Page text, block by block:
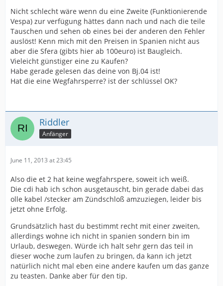
Nicht schlecht wäre wenn du eine Zweite (Funktionierende
Vespa) zur verfügung hättes dann nach und nach die teile
Tauschen und sehen ob eines bei der anderen den Fehler
auslöst! Kenn mich mit den Preisen in Spanien nicht aus
aber die Sfera (gibts hier ab 100euro) ist Baugleich.
Vieleicht günstiger eine zu Kaufen?
Habe gerade gelesen das deine von Bj.04 ist!
Hat die eine Wegfahrsperre? ist der schlüssel OK?
Riddler
Anfänger
June 11, 2013 at 23:45
Also die et 2 hat keine wegfahrspere, soweit ich weiß.
Die cdi hab ich schon ausgetauscht, bin gerade dabei das
olle kabel /stecker am Zündschloß amzuziegen, leider bis
jetzt ohne Erfolg.
Grundsätzlich hast du bestimmt recht mit einer zweiten,
allerdings wohne ich nicht in spanien sondern bin im
Urlaub, deswegen. Würde ich halt sehr gern das teil in
dieser woche zum laufen zu bringen, da kann ich jetzt
natürlich nicht mal eben eine andere kaufen um das ganze
zu teasten. Danke aber für den tip.